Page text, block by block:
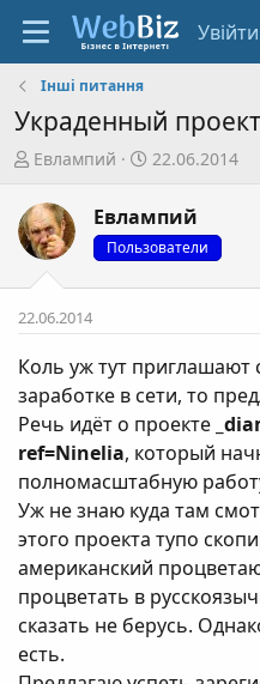
Увійти
Інші питання
Украденный проект
А
т
о
р
т
е
и
Евлампий
Д
т
а
с
т
р
н
н
я
22.06.2014
Евлампий
Пользователи
22.06.2014
Коль уж тут приглашают
заработке в сети, то
Речь идёт о проекте
ref=Ninelia, который
полномасштабную
Уж не знаю куда там
этого проекта тупо
американский
процветать в
сказать не берусь.
есть.